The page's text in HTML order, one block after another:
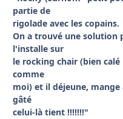
partie de
rigolade avec les copains.
On a trouvé une solution
l'installe sur
le rocking chair (bien
comme
moi) et il déjeune,
gâté
celui-là tient !!!!!!!"